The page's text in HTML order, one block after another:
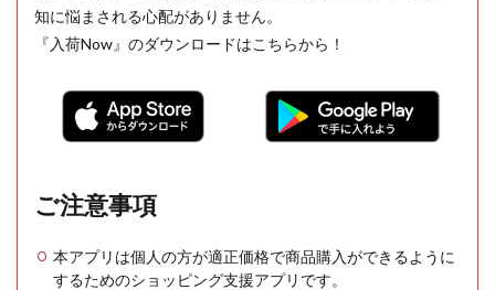
知に悩まされる心配がありません。
『入荷Now』のダウンロードはこちらから！
ご注意事項
本アプリは個人の方が適正価格で商品購入ができるように
するためのショッピング支援アプリです。